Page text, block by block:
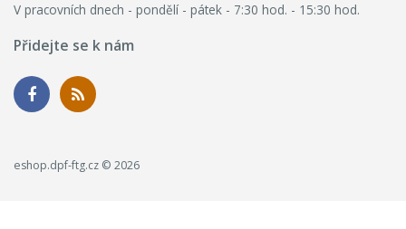
V pracovních dnech - pondělí - pátek - 7:30 hod. - 15:30 hod.
Přidejte se k nám
eshop.dpf-ftg.cz © 2026